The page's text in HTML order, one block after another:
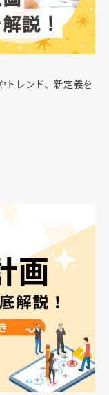
トレンド、新定義を